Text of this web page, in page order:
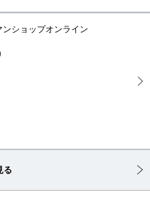
ショップオンライン
る